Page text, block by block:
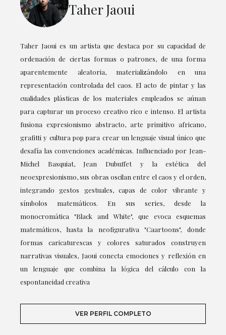
Taher Jaoui
Taher Jaoui es un artista que destaca por su capacidad de
ordenación de ciertas formas o patrones, de una forma
aparentemente aleatoria, materializándolo en una
representación controlada del caos. El acto de pintar y las
cualidades plásticas de los materiales empleados se aúnan
para capturar un proceso creativo rico e intenso. El artista
fusiona expresionismo abstracto, arte primitivo africano,
grafitti y cultura pop para crear un lenguaje visual único que
desafía las convenciones académicas. Influenciado por Jean-
Michel Basquiat, Jean Dubuffet y la estética del
neoexpresionismo, sus obras oscilan entre el caos y el orden,
integrando gestos gestuales, capas de color vibrante y
símbolos matemáticos. En sus series, desde la
monocromática "Black and White", que evoca esquemas
matemáticos, hasta la neofigurativa "Caartoons", donde
formas caricaturescas y colores saturados construyen
narrativas visuales, Jaoui conecta emociones y reflexión en
un lenguaje que combina la lógica del cálculo con la
espontaneidad creativa
VER PERFIL COMPLETO